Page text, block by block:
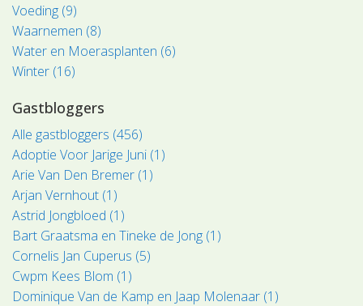
Voeding (9)
Waarnemen (8)
Water en Moerasplanten (6)
Winter (16)
Gastbloggers
Alle gastbloggers (456)
Adoptie Voor Jarige Juni (1)
Arie Van Den Bremer (1)
Arjan Vernhout (1)
Astrid Jongbloed (1)
Bart Graatsma en Tineke de Jong (1)
Cornelis Jan Cuperus (5)
Cwpm Kees Blom (1)
Dominique Van de Kamp en Jaap Molenaar (1)